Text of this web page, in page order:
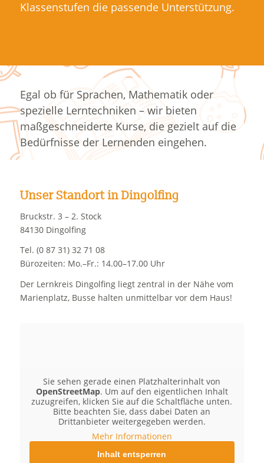
Klassenstufen die passende Unterstützung.
Egal ob für Sprachen, Mathematik oder
spezielle Lerntechniken – wir bieten
maßgeschneiderte Kurse, die gezielt auf die
Bedürfnisse der Lernenden eingehen.
Unser Standort in Dingolfing
Bruckstr. 3 – 2. Stock
84130 Dingolfing
Tel. (0 87 31) 32 71 08
Bürozeiten: Mo.–Fr.: 14.00–17.00 Uhr
Der Lernkreis Dingolfing liegt zentral in der Nähe vom
Marienplatz, Busse halten unmittelbar vor dem Haus!
Sie sehen gerade einen Platzhalterinhalt von
OpenStreetMap. Um auf den eigentlichen Inhalt
zuzugreifen, klicken Sie auf die Schaltfläche unten.
Bitte beachten Sie, dass dabei Daten an
Drittanbieter weitergegeben werden.
Mehr Informationen
Inhalt entsperren